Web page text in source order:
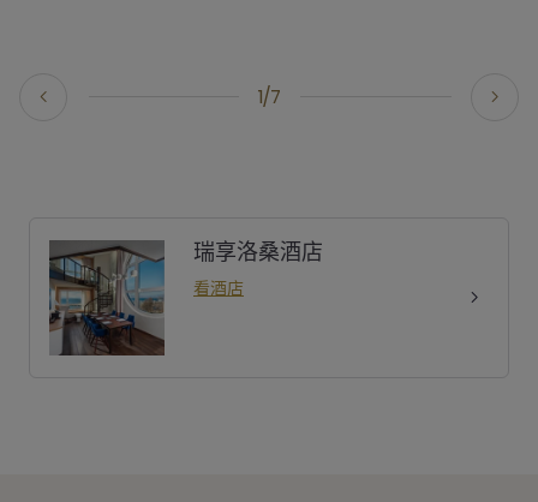
1/7
瑞享洛桑酒店
看酒店